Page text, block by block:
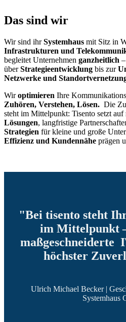
Das sind wir
Wir sind ihrSystemhaus mit Sitz in
Infrastrukturen und
begleitet Unternehmen ganzheitlich
überStrategieentwicklung bis zur
Netzwerke und
Wiroptimieren Ihre
Zuhören, Verstehen, Lösen. Die
steht im Mittelpunkt: Tisento setzt auf
Lösungen, langfristige
Strategien für kleine und große
Effizienz und Kundennähe prägen
"Bei tisento steht
im Mittelpunkt
maßgeschneiderte
höchster
Ulrich Michael Becker |
Systemhaus